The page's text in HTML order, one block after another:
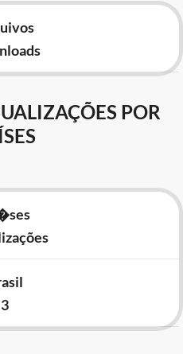
POR
3